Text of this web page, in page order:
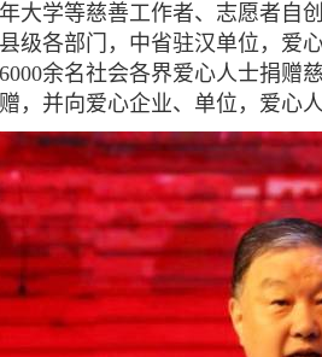
大学等慈善工作者、志愿者自
级各部门，中省驻汉单位，爱
余名社会各界爱心人士捐赠
，并向爱心企业、单位，爱心